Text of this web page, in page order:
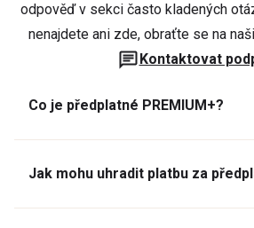
odpověď v sekci často kladených
nenajdete ani zde, obraťte se na
Kontaktovat
Co je předplatné PREMIUM+?
Jak mohu uhradit platbu za